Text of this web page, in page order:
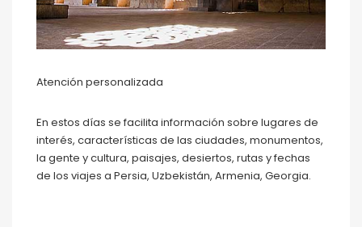
Atención personalizada
En estos días se facilita información sobre lugares de
interés, características de las ciudades, monumentos,
la gente y cultura, paisajes, desiertos, rutas y fechas
de los viajes a Persia, Uzbekistán, Armenia, Georgia.